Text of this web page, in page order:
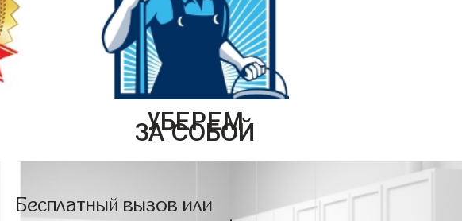
УБЕРЕМ
ЗА СОБОЙ
Бесплатный вызов или